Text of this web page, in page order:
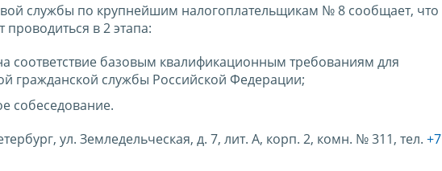
службы по крупнейшим налогоплательщикам № 8 сообщает, что
в 2 этапа:
соответствие базовым квалификационным требованиям для
гражданской службы Российской Федерации;
собеседование.
ул. Земледельческая, д. 7, лит. А, корп. 2, комн. № 311, тел. +7